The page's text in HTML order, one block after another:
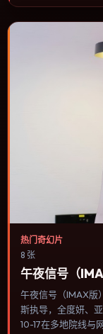
热门奇幻片
8 张
午夜信号（
午夜信号（IMAX版
斯执导，全度妍、
10-17在多地院线与